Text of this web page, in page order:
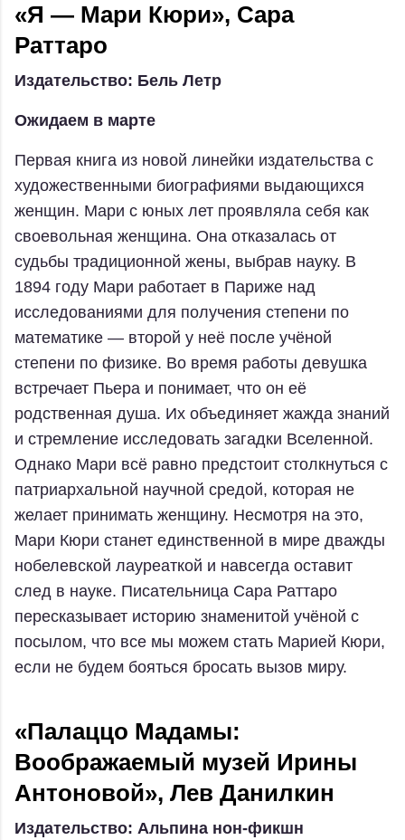
«Я — Мари Кюри», Сара
Раттаро
Издательство: Бель Летр
Ожидаем в марте
Первая книга из новой линейки издательства с
художественными биографиями выдающихся
женщин. Мари с юных лет проявляла себя как
своевольная женщина. Она отказалась от
судьбы традиционной жены, выбрав науку. В
1894 году Мари работает в Париже над
исследованиями для получения степени по
математике — второй у неё после учёной
степени по физике. Во время работы девушка
встречает Пьера и понимает, что он её
родственная душа. Их объединяет жажда знаний
и стремление исследовать загадки Вселенной.
Однако Мари всё равно предстоит столкнуться с
патриархальной научной средой, которая не
желает принимать женщину. Несмотря на это,
Мари Кюри станет единственной в мире дважды
нобелевской лауреаткой и навсегда оставит
след в науке. Писательница Сара Раттаро
пересказывает историю знаменитой учёной с
посылом, что все мы можем стать Марией Кюри,
если не будем бояться бросать вызов миру.
«Палаццо Мадамы:
Воображаемый музей Ирины
Антоновой», Лев Данилкин
Издательство: Альпина нон-фикшн